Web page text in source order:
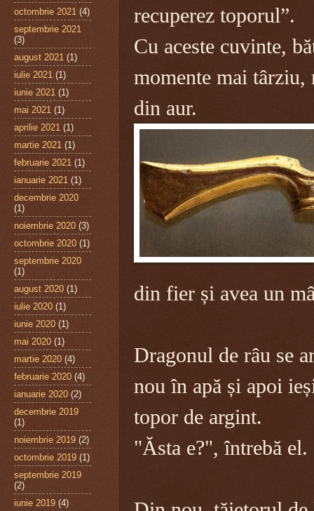
recuperez toporul”.
Cu aceste cuvinte,
momente mai târziu,
din aur.
din fier și avea un
Dragonul de râu se
nou în apă și apoi
topor de argint.
"Ăsta e?", întrebă el.
octombrie 2021 (4)
septembrie 2021
(3)
august 2021 (1)
iulie 2021 (1)
iunie 2021 (1)
mai 2021 (1)
aprilie 2021 (1)
martie 2021 (1)
februarie 2021 (1)
ianuarie 2021 (1)
decembrie 2020
(1)
noiembrie 2020 (3)
octombrie 2020 (1)
septembrie 2020
(1)
august 2020 (1)
iulie 2020 (1)
iunie 2020 (1)
mai 2020 (1)
martie 2020 (4)
februarie 2020 (4)
ianuarie 2020 (2)
decembrie 2019
(1)
noiembrie 2019 (2)
octombrie 2019 (1)
septembrie 2019
(2)
iunie 2019 (4)